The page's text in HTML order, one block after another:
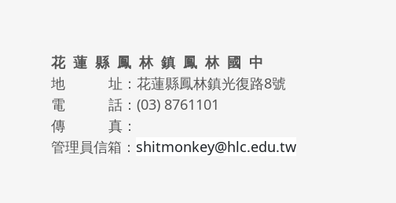
花 蓮 縣 鳳 林 鎮 鳳 林 國 中
地 址：花蓮縣鳳林鎮光復路8號
電 話：(03) 8761101
傳 真：
管理員信箱： shitmonkey@hlc.edu.tw